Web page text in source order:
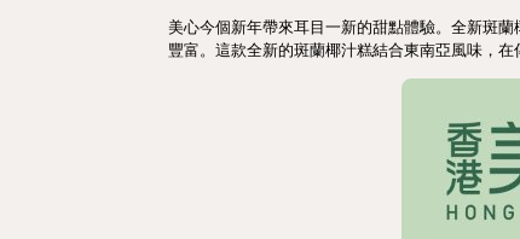
美心今個新年帶來耳目一新的甜點體驗。全新斑
豐富。這款全新的斑蘭椰汁糕結合東南亞風味，在